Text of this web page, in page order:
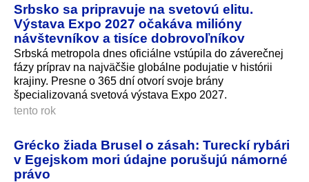
Srbsko sa pripravuje na svetovú elitu.
Výstava Expo 2027 očakáva milióny
návštevníkov a tisíce dobrovoľníkov
Srbská metropola dnes oficiálne vstúpila do záverečnej
fázy príprav na najväčšie globálne podujatie v histórii
krajiny. Presne o 365 dní otvorí svoje brány
špecializovaná svetová výstava Expo 2027.
tento rok
Grécko žiada Brusel o zásah: Tureckí rybári
v Egejskom mori údajne porušujú námorné
právo